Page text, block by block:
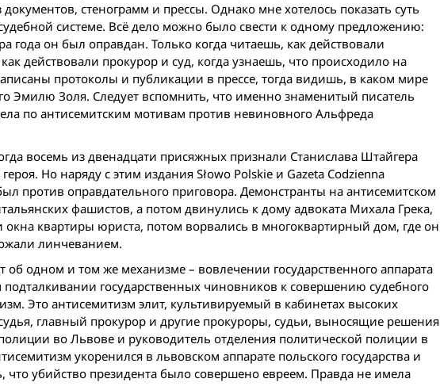
стенограмм и прессы. Однако мне хотелось показать суть
системе. Всё дело можно было свести к одному предложению:
он был оправдан. Только когда читаешь, как действовали
действовали прокурор и суд, когда узнаешь, что происходило на
протоколы и публикации в прессе, тогда видишь, в каком мире
Эмилю Золя. Следует вспомнить, что именно знаменитый писатель
по антисемитским мотивам против невинoвного Альфреда
восемь из двенадцати присяжных признали Станислава Штайгера
Но наряду с этим издания Słowo Polskie и Gazeta Codzienna
против оправдательного приговора. Демонстранты на антисемитском
фашистов, а потом двинулись к дому адвоката Михала Грека,
квартиры юриста, потом ворвались в многоквартирный дом, где он
линчеванием.
об одном и том же механизме – вовлечении государственного аппарата
государственных чиновников к совершению судебного
Это антисемитизм элит, культивируемый в кабинетах высоких
главный прокурор и другие прокуроры, судьи, выносящие решения
во Львове и руководитель отделения политической полиции в
укоренился в львовском аппарате польского государства и
что убийство президента было совершено евреем. Правда не имела